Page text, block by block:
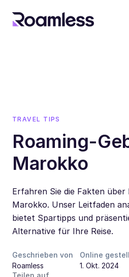
TRAVEL TIPS
Roaming-
Marokko
Erfahren Sie die Fakten über
Marokko. Unser Leitfaden
bietet Spartipps und
Alternative für Ihre Reise.
Geschrieben von
Roamless
Online
1. Okt. 2024
Teilen auf